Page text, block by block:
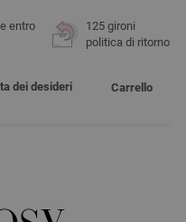
entro
125 gironi
politica di ritorno
dei desideri Carrello